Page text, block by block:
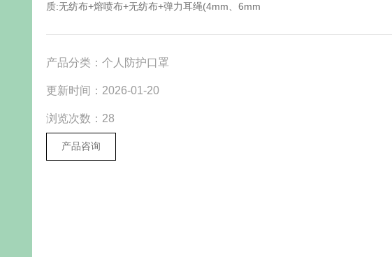
质:无纺布+熔喷布+无纺布+弹力耳绳(4mm、6mm
产品分类： 个人防护口罩
更新时间： 2026-01-20
浏览次数： 28
产品咨询